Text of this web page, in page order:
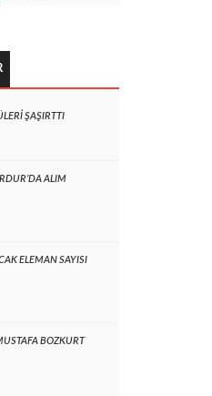
ŞAŞIRTTI
ALIM
ELEMAN SAYISI
BOZKURT